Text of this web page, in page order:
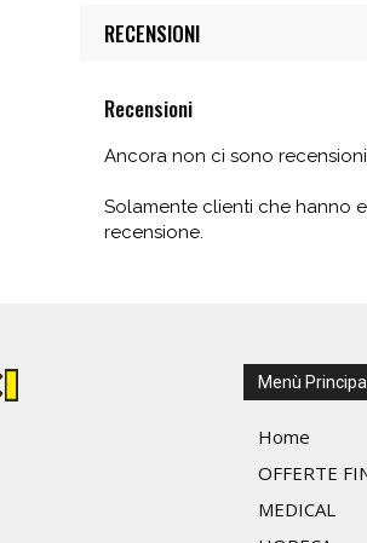
RECENSIONI
Recensioni
Ancora non ci sono
Solamente clienti che hanno
recensione.
Menù
Home
OFFERTE
MEDICAL